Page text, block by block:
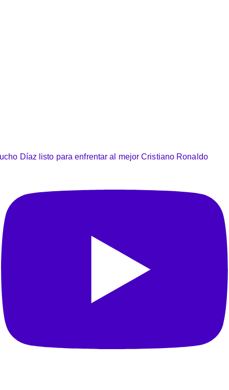
Díaz listo para enfrentar al mejor Cristiano Ronaldo